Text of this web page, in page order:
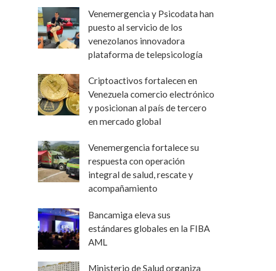
Venemergencia y Psicodata han
puesto al servicio de los
venezolanos innovadora
plataforma de telepsicología
Criptoactivos fortalecen en
Venezuela comercio electrónico
y posicionan al país de tercero
en mercado global
Venemergencia fortalece su
respuesta con operación
integral de salud, rescate y
acompañamiento
Bancamiga eleva sus
estándares globales en la FIBA
AML
Ministerio de Salud organiza